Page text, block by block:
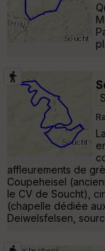
affleurements de
Coupeheisel
le CV de Soucht),
(chapelle dédiée
Deiwelsfelsen,